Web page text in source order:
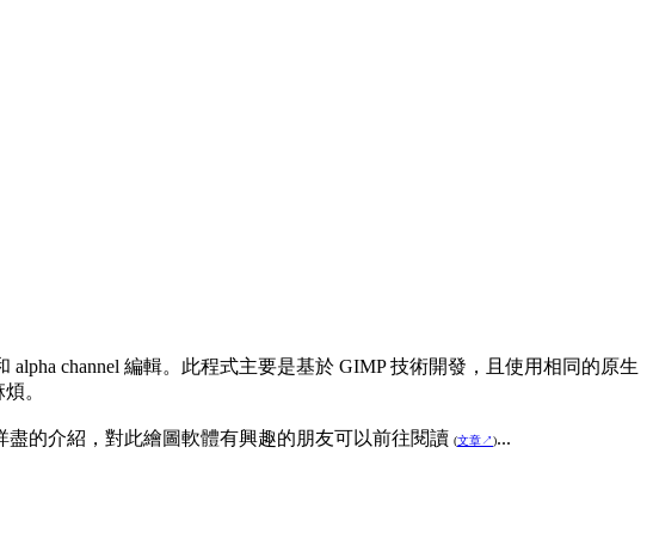
channel 編輯。此程式主要是基於 GIMP 技術開發，且使用相同的原生
。
盡的介紹，對此繪圖軟體有興趣的朋友可以前往閱讀 (文章↗)...